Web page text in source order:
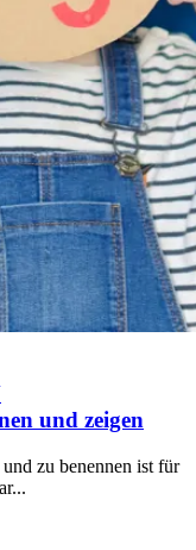
und zeigen
zu benennen ist für